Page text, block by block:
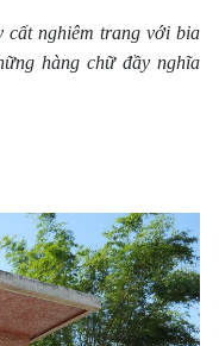
cất nghiêm trang với bia
hàng chữ đầy nghĩa